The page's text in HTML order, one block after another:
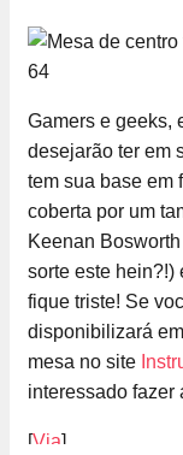
Gamers e geeks,
desejarão ter em
tem sua base em
coberta por um
Keenan
sorte este hein?!)
fique triste! Se
disponibilizará
mesa no site
interessado fazer
[Via]